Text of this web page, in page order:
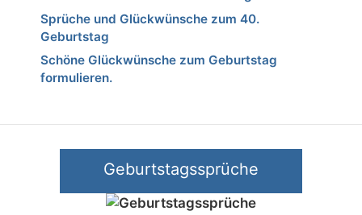
Sprüche und Glückwünsche zum 40.
Geburtstag
Schöne Glückwünsche zum Geburtstag
formulieren.
Geburtstagssprüche